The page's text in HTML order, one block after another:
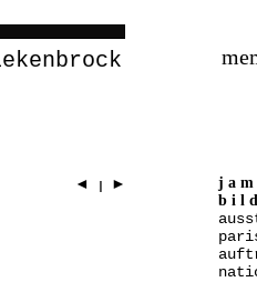
j a m
b i l
◄ ►
I